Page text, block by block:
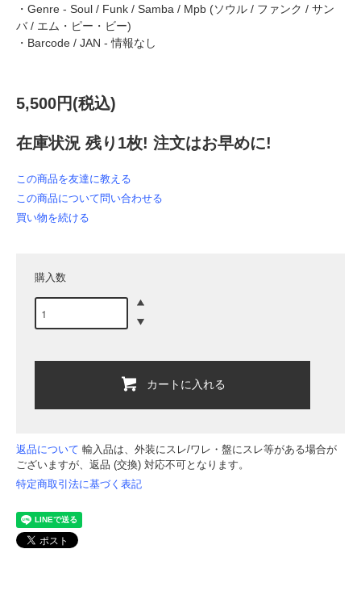
・Genre - Soul / Funk / Samba / Mpb (ソウル / ファンク / サン
バ / エム・ピー・ビー)
・Barcode / JAN - 情報なし
5,500円(税込)
在庫状況 残り1枚! 注文はお早めに!
この商品を友達に教える
この商品について問い合わせる
買い物を続ける
購入数
カートに入れる
返品について 輸入品は、外装にスレ/ワレ・盤にスレ等がある場合が
ございますが、返品 (交換) 対応不可となります。
特定商取引法に基づく表記